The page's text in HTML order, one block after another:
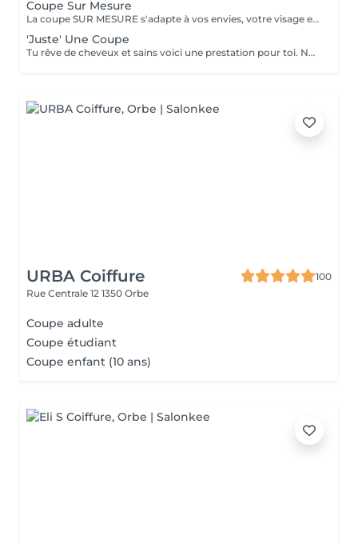
Coupe Sur Mesure
La coupe SUR MESURE s'adapte à vos envies, votre visage et typologie des cheveux. (Retravailler une coupe dans son ensemble ou envie d'un changement nous vous accordons l'attention et le temps nécessaire) ( Wavy inclus & Protection thermique) - Cheveux court contour d'oreille - Cheveux Mi-long en dessous des oreilles jusqu'au épaules - Cheveux Long en dessous des épaules Le prix peut varier jusqu'à 10.- de plus si la densité est importante ainsi que pour la frisure du cheveu. Etudiante -10%
'Juste' Une Coupe
Tu rêve de cheveux et sains voici une prestation pour toi. Nous éliminons les pointes abîmées tout en conservant votre longueur dite au revoir aux fourches avec le protocole anti-fourches. ( wavy inclu & Protection thermique ) - Cheveux court contour d'oreille - Cheveux Mi-long en dessous des oreilles jusqu'au épaules - Cheveux Long en dessous des épaules Le prix peut varier jusqu'à 10.- de plus si la densité est importante ainsi que pour la frisure du cheveu. Etudiante -10%
URBA Coiffure
100
Rue Centrale 12 1350 Orbe
Coupe adulte
Coupe étudiant
Coupe enfant (10 ans)